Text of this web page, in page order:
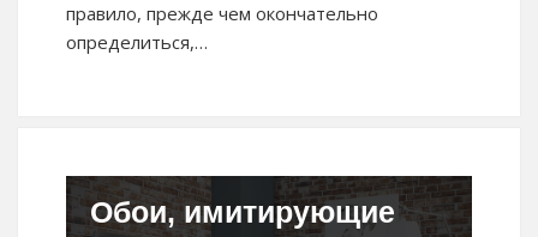
правило, прежде чем окончательно
определиться,…
Обои, имитирующие